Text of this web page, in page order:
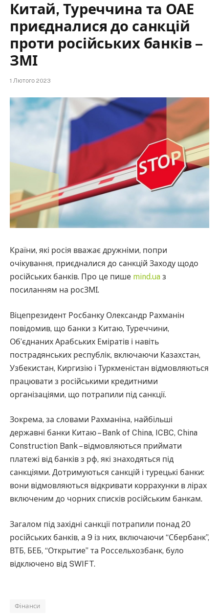
Китай, Туреччина та ОАЕ
приєдналися до санкцій
проти російських банків –
ЗМІ
1 Лютого 2023
Країни, які росія вважає дружніми, попри
очікування, приєдналися до санкцій Заходу щодо
російських банків. Про це пише mind.ua з
посиланням на росЗМІ.
Віцепрезидент Росбанку Олександр Рахманін
повідомив, що банки з Китаю, Туреччини,
Об’єднаних Арабських Еміратів і навіть
пострадянських республік, включаючи Казахстан,
Узбекистан, Киргизію і Туркменістан відмовляються
працювати з російськими кредитними
організаціями, що потрапили під санкції.
Зокрема, за словами Рахманіна, найбільші
державні банки Китаю – Bank of China, ICBC, China
Construction Bank – відмовляються приймати
платежі від банків з рф, які знаходяться під
санкціями. Дотримуються санкцій і турецькі банки:
вони відмовляються відкривати коррахунки в лірах
включеним до чорних списків російським банкам.
Загалом під західні санкції потрапили понад 20
російських банків, а 9 із них, включаючи “Сбербанк”,
ВТБ, БЕБ, “Открытие” та Россельхозбанк, було
відключено від SWIFT.
Фінанси